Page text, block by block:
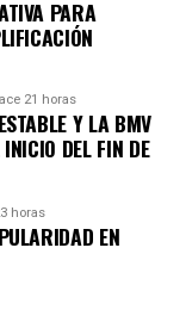
PARA
21 horas
Y LA BMV
DEL FIN DE
horas
EN